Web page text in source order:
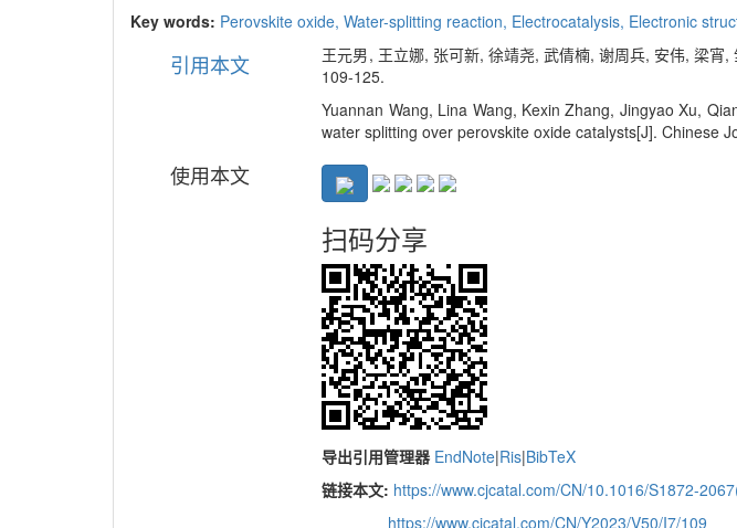
Key words: Perovskite oxide, Water-splitting reaction, Electrocatalysis, Electronic
引用本文
王元男, 王立娜, 张可新, 徐靖尧, 武倩楠, 谢周兵, 安伟, 梁
109-125.
Yuannan Wang, Lina Wang, Kexin Zhang, Jingyao Xu,
water splitting over perovskite oxide catalysts[J]. Chinese
使用本文
扫码分享
导出引用管理器 EndNote|Ris|BibTeX
链接本文: https://www.cjcatal.com/CN/10.1016/S1872-
https://www.cjcatal.com/CN/Y2023/V50/I7/109